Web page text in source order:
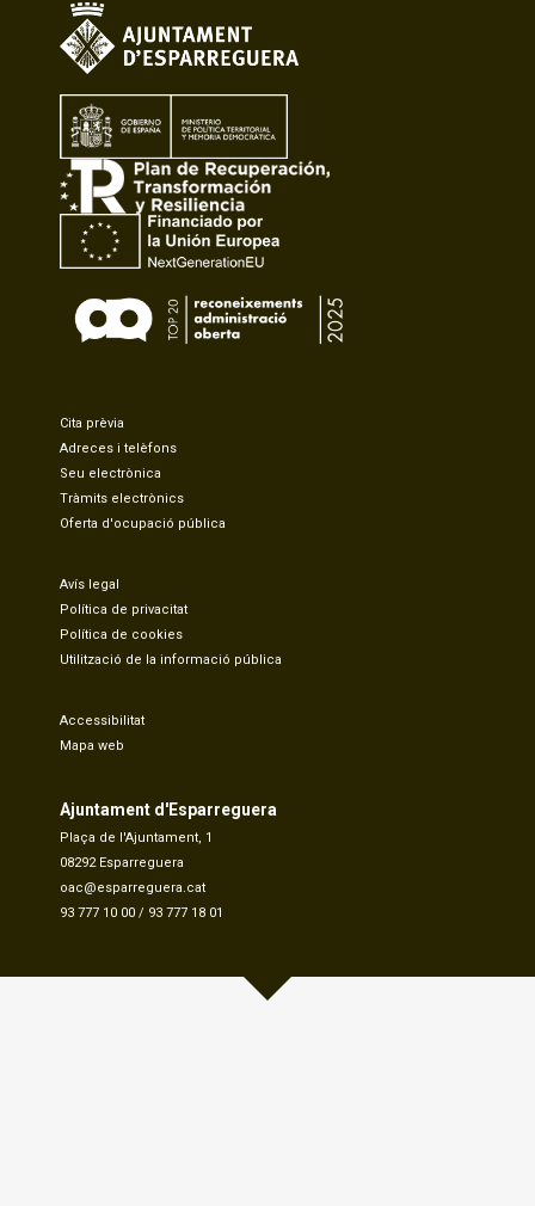
Cita prèvia
Adreces i telèfons
Seu electrònica
Tràmits electrònics
Oferta d'ocupació pública
Avís legal
Política de privacitat
Política de cookies
Utilització de la informació pública
Accessibilitat
Mapa web
Ajuntament d'Esparreguera
Plaça de l'Ajuntament, 1
08292 Esparreguera
oac@esparreguera.cat
93 777 10 00 / 93 777 18 01